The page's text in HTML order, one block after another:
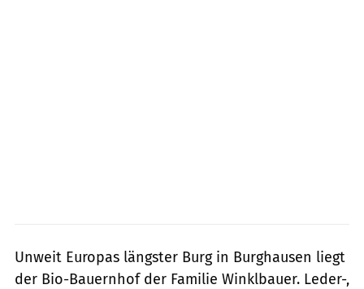
Unweit Europas längster Burg in Burghausen liegt
der Bio-Bauernhof der Familie Winklbauer. Leder-,